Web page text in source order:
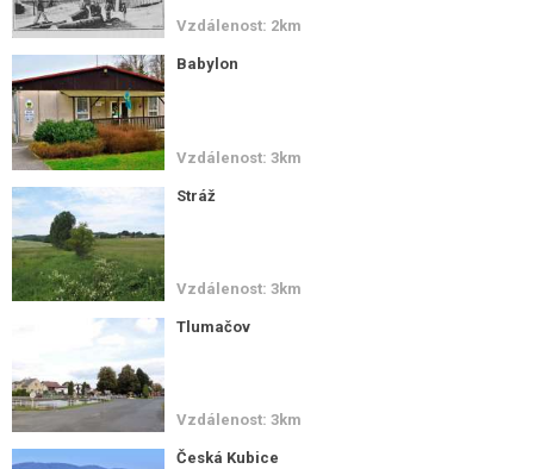
Vzdálenost: 2km
Babylon
Vzdálenost: 3km
Stráž
Vzdálenost: 3km
Tlumačov
Vzdálenost: 3km
Česká Kubice